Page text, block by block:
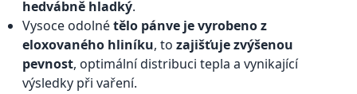
hedvábně hladký.
Vysoce odolnétělo pánve je vyrobeno z
eloxovaného hliníku, to zajišťuje zvýšenou
pevnost, optimální distribuci tepla a vynikající
výsledky při vaření.